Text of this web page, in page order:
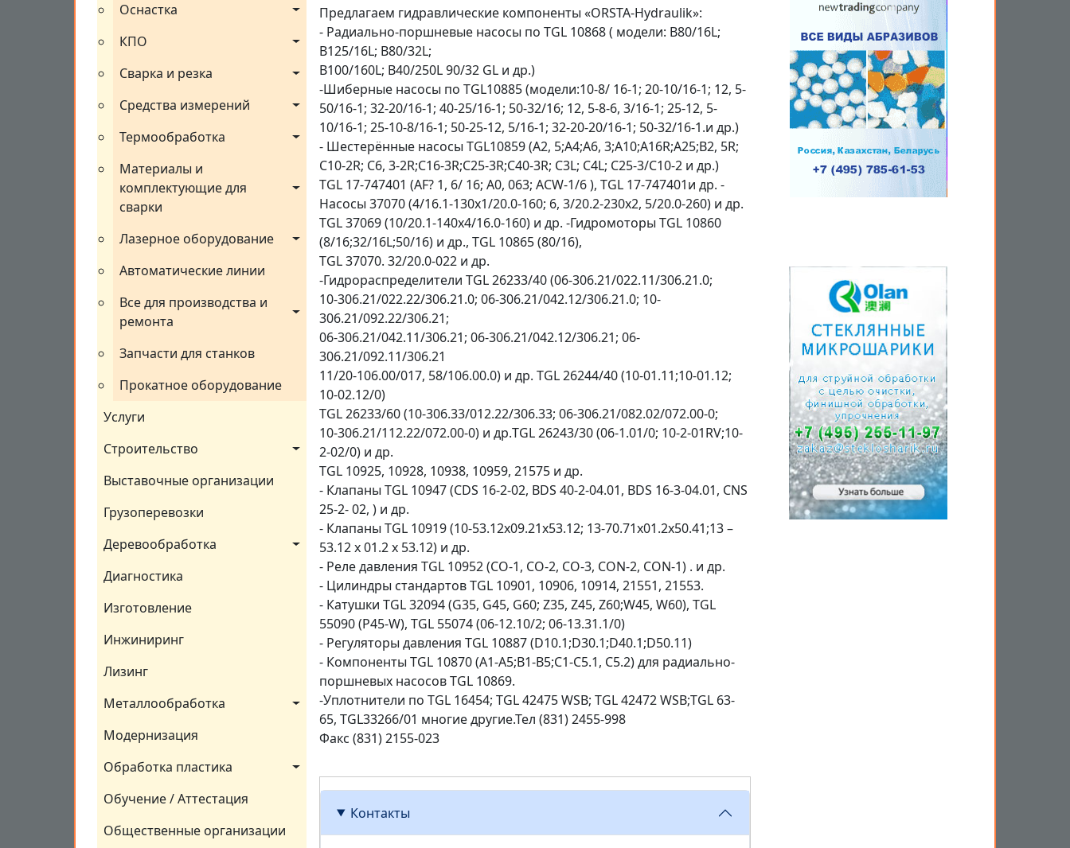
Оснастка
КПО
Сварка и резка
Средства измерений
Термообработка
Материалы и
комплектующие для
сварки
Лазерное оборудование
Автоматические линии
Все для производства и
ремонта
Запчасти для станков
Прокатное оборудование
Услуги
Строительство
Выставочные организации
Грузоперевозки
Деревообработка
Диагностика
Изготовление
Инжиниринг
Лизинг
Металлообработка
Модернизация
Обработка пластика
Обучение / Аттестация
Общественные организации
Предлагаем гидравлические компоненты «ORSTA-Hydraulik»:
- Радиально-поршневые насосы по TGL 10868 ( модели: B80/16L;
B125/16L; B80/32L;
B100/160L; B40/250L 90/32 GL и др.)
-Шиберные насосы по TGL10885 (модели:10-8/ 16-1; 20-10/16-1; 12, 5-
50/16-1; 32-20/16-1; 40-25/16-1; 50-32/16; 12, 5-8-6, 3/16-1; 25-12, 5-
10/16-1; 25-10-8/16-1; 50-25-12, 5/16-1; 32-20-20/16-1; 50-32/16-1.и др.)
- Шестерённые насосы TGL10859 (А2, 5;A4;А6, 3;A10;A16R;A25;B2, 5R;
C10-2R; С6, 3-2R;C16-3R;C25-3R;C40-3R; C3L; C4L; C25-3/C10-2 и др.)
TGL 17-747401 (AF? 1, 6/ 16; A0, 063; ACW-1/6 ), TGL 17-747401и др. -
Насосы 37070 (4/16.1-130х1/20.0-160; 6, 3/20.2-230х2, 5/20.0-260) и др.
TGL 37069 (10/20.1-140х4/16.0-160) и др. -Гидромоторы TGL 10860
(8/16;32/16L;50/16) и др., TGL 10865 (80/16),
TGL 37070. 32/20.0-022 и др.
-Гидрораспределители TGL 26233/40 (06-306.21/022.11/306.21.0;
10-306.21/022.22/306.21.0; 06-306.21/042.12/306.21.0; 10-
306.21/092.22/306.21;
06-306.21/042.11/306.21; 06-306.21/042.12/306.21; 06-
306.21/092.11/306.21
11/20-106.00/017, 58/106.00.0) и др. TGL 26244/40 (10-01.11;10-01.12;
10-02.12/0)
TGL 26233/60 (10-306.33/012.22/306.33; 06-306.21/082.02/072.00-0;
10-306.21/112.22/072.00-0) и др.TGL 26243/30 (06-1.01/0; 10-2-01RV;10-
2-02/0) и др.
TGL 10925, 10928, 10938, 10959, 21575 и др.
- Клапаны TGL 10947 (CDS 16-2-02, BDS 40-2-04.01, BDS 16-3-04.01, CNS
25-2- 02, ) и др.
- Клапаны TGL 10919 (10-53.12х09.21х53.12; 13-70.71х01.2х50.41;13 –
53.12 х 01.2 х 53.12) и др.
- Реле давления TGL 10952 (СО-1, CO-2, CO-3, СОN-2, CON-1) . и др.
- Цилиндры стандартов TGL 10901, 10906, 10914, 21551, 21553.
- Катушки TGL 32094 (G35, G45, G60; Z35, Z45, Z60;W45, W60), TGL
55090 (P45-W), TGL 55074 (06-12.10/2; 06-13.31.1/0)
- Регуляторы давления TGL 10887 (D10.1;D30.1;D40.1;D50.11)
- Компоненты TGL 10870 (A1-A5;B1-B5;C1-C5.1, C5.2) для радиально-
поршневых насосов TGL 10869.
-Уплотнители по TGL 16454; TGL 42475 WSB; TGL 42472 WSB;TGL 63-
65, TGL33266/01 многие другие.Тел (831) 2455-998
Факс (831) 2155-023
Контакты